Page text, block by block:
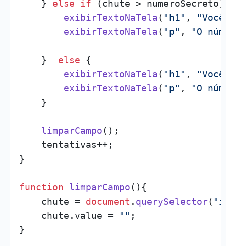
    }
else if (chute >
exibirTextoNaTela( "h1" ,
exibirTextoNaTela( "p" , "O
    }
else {
exibirTextoNaTela( "h1" ,
exibirTextoNaTela( "p" ,
"O
    }
limparCampo();
    tentativas++;
}
function limparCampo( ){
    chute =
document . querySelector(
    chute.
value = "" ;
}